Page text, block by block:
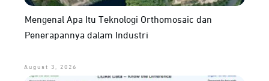
Mengenal Apa Itu Teknologi Orthomosaic dan
Penerapannya dalam Industri
August 3, 2026